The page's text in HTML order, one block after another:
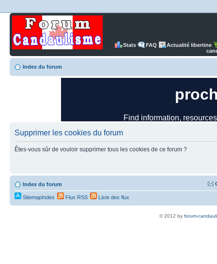
Stats FAQ
Actualité libertine
Index du forum
Supprimer les cookies du forum
Êtes-vous sûr de vouloir supprimer tous les cookies de ce forum ?
Index du forum
SitemapIndex Flux RSS Liste des flux
© 2012 by forum-